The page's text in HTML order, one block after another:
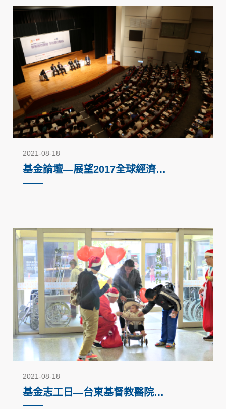
2021-08-18
基金論壇—展望2017全球經濟趨
勢（2016）
2021-08-18
基金志工日—台東基督教醫院
（2016）